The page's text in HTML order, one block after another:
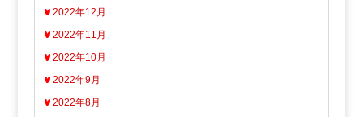
2022年12月
2022年11月
2022年10月
2022年9月
2022年8月